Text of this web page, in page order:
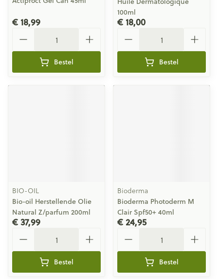
€ 18,99
Bestel
100ml
€ 18,00
Bestel
BIO-OIL
Bio-oil Herstellende Olie
Natural Z/parfum 200ml
€ 37,99
Bestel
Bioderma
Bioderma Photoderm M
Clair Spf50+ 40ml
€ 24,95
Bestel